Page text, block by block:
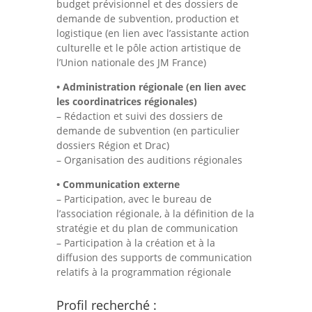
budget prévisionnel et des dossiers de
demande de subvention, production et
logistique (en lien avec l’assistante action
culturelle et le pôle action artistique de
l’Union nationale des JM France)
• Administration régionale (en lien avec
les coordinatrices régionales)
– Rédaction et suivi des dossiers de
demande de subvention (en particulier
dossiers Région et Drac)
– Organisation des auditions régionales
• Communication externe
– Participation, avec le bureau de
l’association régionale, à la définition de la
stratégie et du plan de communication
– Participation à la création et à la
diffusion des supports de communication
relatifs à la programmation régionale
Profil recherché :